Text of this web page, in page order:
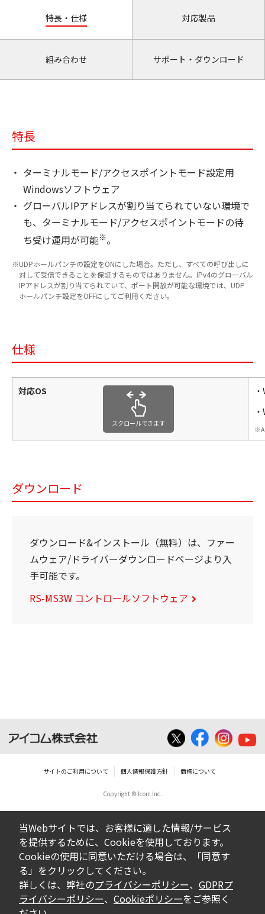
特長・仕様 対応製品
組み合わせ サポート・ダウンロード
特長
ターミナルモード/アクセスポイントモード設定用
Windowsソフトウェア
グローバルIPアドレスが割り当てられていない環境で
も、ターミナルモード/アクセスポイントモードの待
ち受け運用が可能※。
UDPホールパンチの設定をONにした場合。ただし、すべての呼び出しに
対して受信できることを保証するものではありません。IPv4のグローバル
IPアドレスが割り当てられていて、ポート開放が可能な環境では、UDP
ホールパンチ設定をOFFにしてご利用ください。
仕様
対応OS
スクロールできます
ダウンロード
ダウンロード&インストール（無料）は、ファー
ムウェア/ドライバーダウンロードページより入
手可能です。
RS-MS3W コントロールソフトウェア
サイトのご利用について 個人情報保護方針 商標について
Copyright © Icom Inc.
当Webサイトでは、お客様に適した情報/サービス
を提供するために、Cookieを使用しております。
Cookieの使用に同意いただける場合は、「同意す
る」をクリックしてください。
詳しくは、弊社のプライバシーポリシー、 GDPRプ
ライバシーポリシー、 Cookieポリシーをご参照く